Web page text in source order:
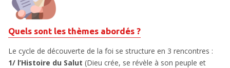
Quels sont les thèmes abordés ?
Le cycle de découverte de la foi se structure en 3 rencontres :
1/ l’Histoire du Salut (Dieu crée, se révèle à son peuple et